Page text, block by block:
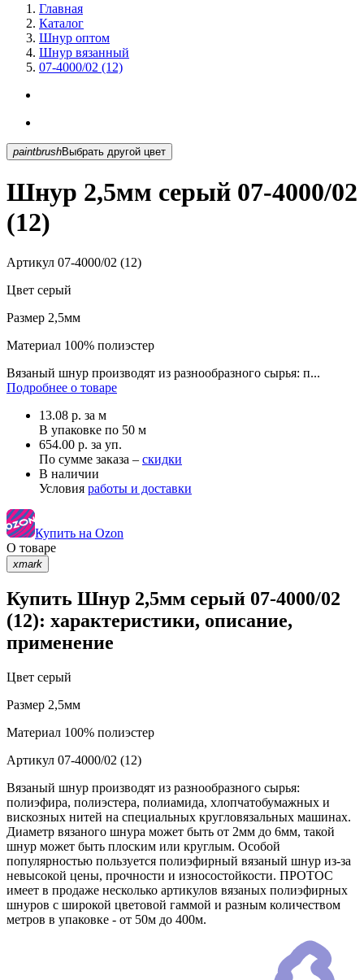
Главная
Каталог
Шнур оптом
Шнур вязанный
07-4000/02 (12)
paintbrush Выбрать другой цвет
Шнур 2,5мм серый 07-4000/02
(12)
Артикул 07-4000/02 (12)
Цвет серый
Размер 2,5мм
Материал 100% полиэстер
Вязаный шнур производят из разнообразного сырья: п...
Подробнее о товаре
13.08 р. за м
В упаковке по 50 м
654.00 р. за уп.
По сумме заказа – скидки
В наличии
Условия работы и доставки
Купить на Ozon
О товаре
xmark
Купить Шнур 2,5мм серый 07-4000/02
(12): характеристики, описание,
применение
Цвет серый
Размер 2,5мм
Материал 100% полиэстер
Артикул 07-4000/02 (12)
Вязаный шнур производят из разнообразного сырья:
полиэфира, полиэстера, полиамида, хлопчатобумажных и
вискозных нитей на специальных кругловязальных машинах.
Диаметр вязаного шнура может быть от 2мм до 6мм, такой
шнур может быть плоским или круглым. Особой
популярностью пользуется полиэфирный вязаный шнур из-за
невысокой цены, прочности и износостойкости. ПРОТОС
имеет в продаже несколько артикулов вязаных полиэфирных
шнуров с широкой цветовой гаммой и разным количеством
метров в упаковке - от 50м до 400м.